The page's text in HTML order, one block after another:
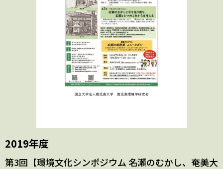
2019年度
第3回【環境文化シンポジウム 名瀬のむかし、奄美大